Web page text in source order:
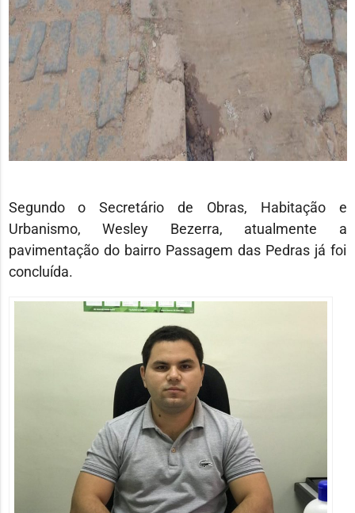
Segundo o Secretário de Obras, Habitação e
Urbanismo, Wesley Bezerra, atualmente a
pavimentação do bairro Passagem das Pedras já foi
concluída.